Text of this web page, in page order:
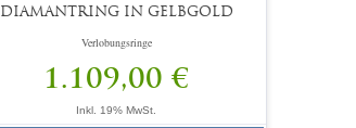
DIAMANTRING IN GELBGOLD
Verlobungsringe
1.109,00 €
Inkl. 19% MwSt.